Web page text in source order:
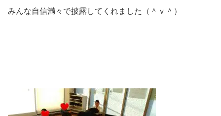
みんな自信満々で披露してくれました（＾ｖ＾）